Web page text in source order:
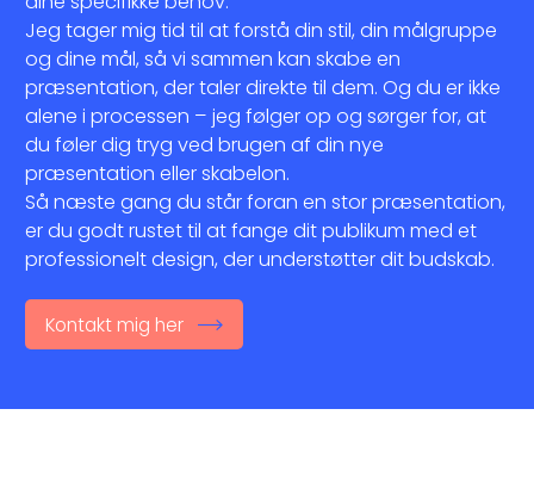
Jeg tager mig tid til at forstå din stil, din målgruppe
og dine mål, så vi sammen kan skabe en
præsentation, der taler direkte til dem. Og du er ikke
alene i processen – jeg følger op og sørger for, at
du føler dig tryg ved brugen af din nye
præsentation eller skabelon.
Så næste gang du står foran en stor præsentation,
er du godt rustet til at fange dit publikum med et
professionelt design, der understøtter dit budskab.
Kontakt mig her